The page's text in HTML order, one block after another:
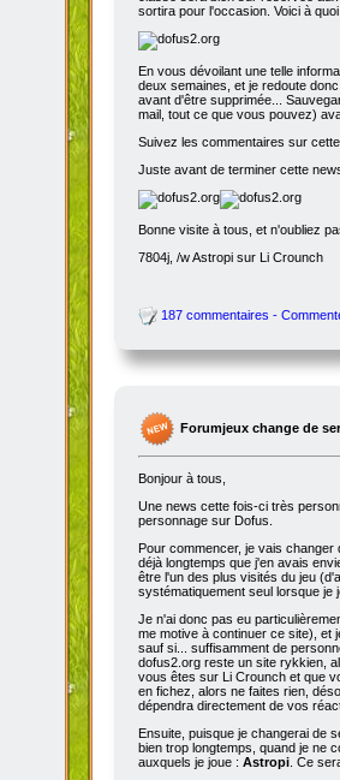
sortira pour l'occasion. Voici à
En vous dévoilant une telle
deux semaines, et je redoute
avant d'être supprimée...
mail, tout ce que vous pouvez)
Suivez les commentaires sur
Juste avant de terminer cette
Bonne visite à tous, et n'oubliez
7804j, /w Astropi sur Li Crounch
187 commentaires -
Forumjeux change de
Bonjour à tous,
Une news cette fois-ci très
personnage sur Dofus.
Pour commencer, je vais
déjà longtemps que j'en avais
être l'un des plus visités du jeu
systématiquement seul lorsque je
Je n'ai donc pas eu
me motive à continuer ce site), et
sauf si... suffisamment de
dofus2.org reste un site rykkien,
vous êtes sur Li Crounch et que
en fichez, alors ne faites rien,
dépendra directement de vos
Ensuite, puisque je changerai de
bien trop longtemps, quand je ne
auxquels je joue : Astropi . Ce